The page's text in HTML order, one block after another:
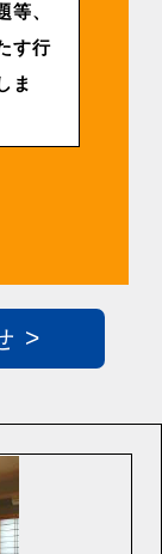
等、
す行
ま
>